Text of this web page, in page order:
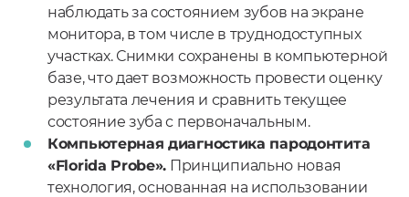
наблюдать за состоянием зубов на экране
монитора, в том числе в труднодоступных
участках. Снимки сохранены в компьютерной
базе, что дает возможность провести оценку
результата лечения и сравнить текущее
состояние зуба с первоначальным.
Компьютерная диагностика пародонтита
«Florida Probe». Принципиально новая
технология, основанная на использовании